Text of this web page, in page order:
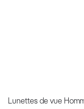
Lunettes de vue